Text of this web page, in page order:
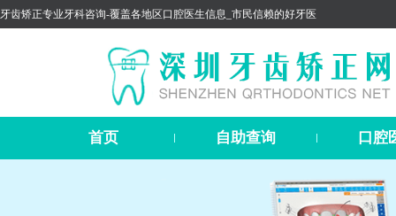
牙齿矫正专业牙科咨询-覆盖各地区口腔医生信息_市民信赖的好牙医
首页 自助查询 口腔